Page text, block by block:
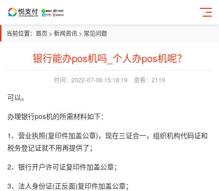
当前位置： 首页 > 新闻资讯 > 常见问题
银行能办pos机吗_个人办pos机呢？
时间：2022-07-06 15:18:19 查看：2119
可以。
办理银行pos机的所需材料如下：
1、营业执照(复印件加盖公章)，现在三证合一，组织机构代码证和
税务登记证就不用再提供了；
2、银行开户许可证复印件加盖公章；
3、法人身份证(正反面)复印件加盖公章；